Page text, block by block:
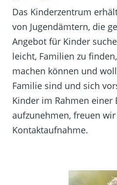
Das Kinderzentrum
von Jugendämtern, die
Angebot für Kinder
leicht, Familien zu
machen können und
Familie sind und sich
Kinder im Rahmen einer
aufzunehmen, freuen
Kontaktaufnahme.